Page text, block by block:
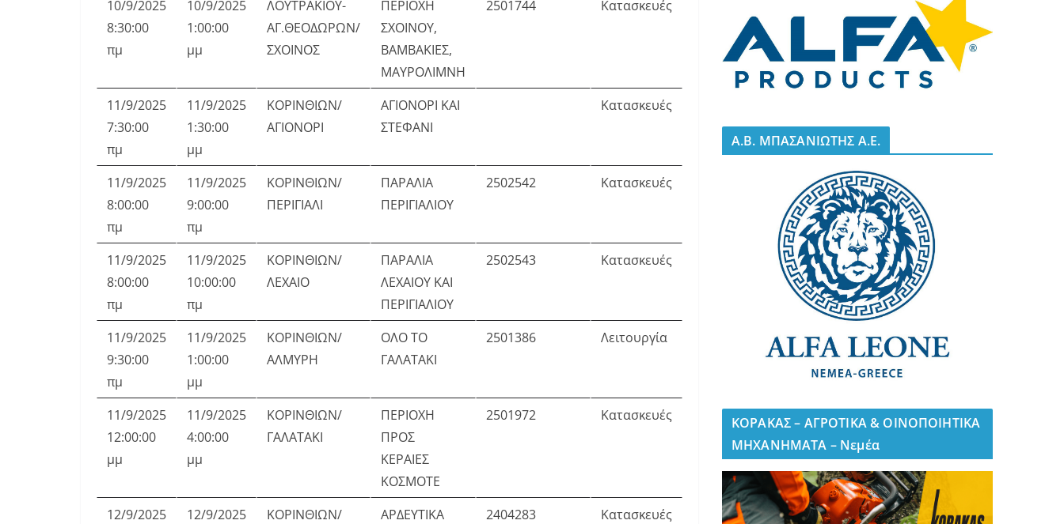
10/9/2025
8:30:00
πμ
10/9/2025
1:00:00
μμ
ΛΟΥΤΡΑΚΙΟΥ-
ΑΓ.ΘΕΟΔΩΡΩΝ/
ΣΧΟΙΝΟΣ
ΠΕΡΙΟΧΗ
ΣΧΟΙΝΟΥ,
ΒΑΜΒΑΚΙΕΣ,
ΜΑΥΡΟΛΙΜΝΗ
2501744 Κατασκευές
11/9/2025
7:30:00
πμ
11/9/2025
1:30:00
μμ
ΚΟΡΙΝΘΙΩΝ/
ΑΓΙΟΝΟΡΙ
ΑΓΙΟΝΟΡΙ ΚΑΙ
ΣΤΕΦΑΝΙ
Κατασκευές
11/9/2025
8:00:00
πμ
11/9/2025
9:00:00
πμ
ΚΟΡΙΝΘΙΩΝ/
ΠΕΡΙΓΙΑΛΙ
ΠΑΡΑΛΙΑ
ΠΕΡΙΓΙΑΛΙΟΥ
2502542 Κατασκευές
11/9/2025
8:00:00
πμ
11/9/2025
10:00:00
πμ
ΚΟΡΙΝΘΙΩΝ/
ΛΕΧΑΙΟ
ΠΑΡΑΛΙΑ
ΛΕΧΑΙΟΥ ΚΑΙ
ΠΕΡΙΓΙΑΛΙΟΥ
2502543 Κατασκευές
11/9/2025
9:30:00
πμ
11/9/2025
1:00:00
μμ
ΚΟΡΙΝΘΙΩΝ/
ΑΛΜΥΡΗ
ΟΛΟ ΤΟ
ΓΑΛΑΤΑΚΙ
2501386 Λειτουργία
11/9/2025
12:00:00
μμ
11/9/2025
4:00:00
μμ
ΚΟΡΙΝΘΙΩΝ/
ΓΑΛΑΤΑΚΙ
ΠΕΡΙΟΧΗ
ΠΡΟΣ
ΚΕΡΑΙΕΣ
ΚΟΣΜΟΤΕ
2501972 Κατασκευές
12/9/2025
12/9/2025
ΚΟΡΙΝΘΙΩΝ/
ΑΡΔΕΥΤΙΚΑ
2404283 Κατασκευές
A.B. ΜΠΑΣΑΝΙΩΤΗΣ Α.Ε.
ΚΟΡΑΚΑΣ – ΑΓΡΟΤΙΚΑ & ΟΙΝΟΠΟΙΗΤΙΚΑ
ΜΗΧΑΝΗΜΑΤΑ – Νεμέα